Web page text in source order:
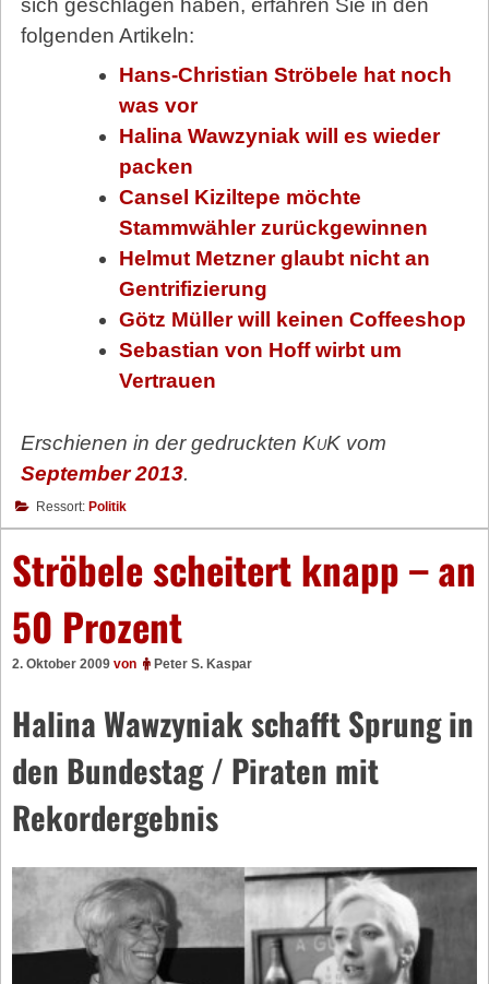
sich geschlagen haben, erfahren Sie in den
folgenden Artikeln:
Hans-Christian Ströbele hat noch
was vor
Halina Wawzyniak will es wieder
packen
Cansel Kiziltepe möchte
Stammwähler zurückgewinnen
Helmut Metzner glaubt nicht an
Gentrifizierung
Götz Müller will keinen Coffeeshop
Sebastian von Hoff wirbt um
Vertrauen
Erschienen in der gedruckten KuKvom
September 2013.
Ressort: Politik
Ströbele scheitert knapp – an
50 Prozent
2. Oktober 2009 von Peter S. Kaspar
Halina Wawzyniak schafft Sprung in
den Bundestag / Piraten mit
Rekordergebnis